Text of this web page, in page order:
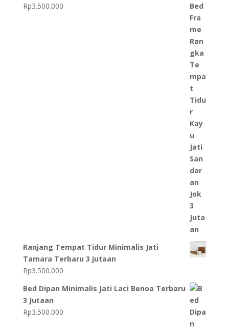
Rp3.500.000
Ranjang Tempat Tidur Minimalis Jati
Tamara Terbaru 3 jutaan
Rp3.500.000
Bed Dipan Minimalis Jati Laci Benoa Terbaru
3 Jutaan
Rp3.500.000